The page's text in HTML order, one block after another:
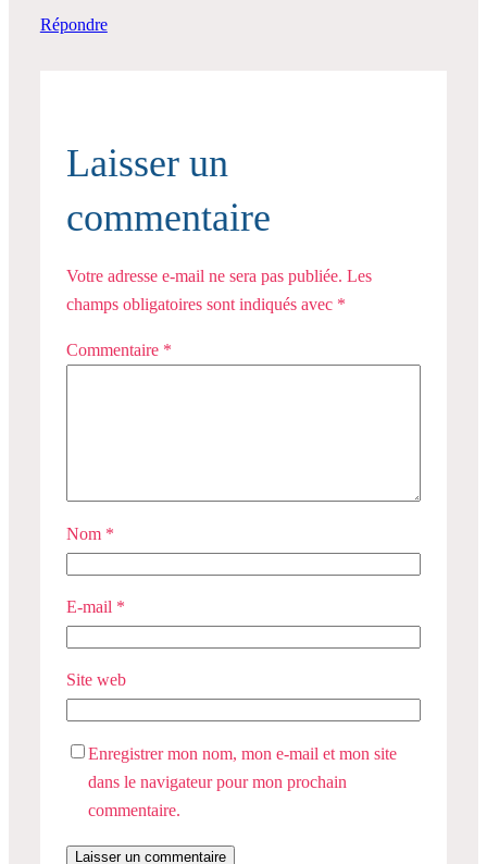
Répondre
Laisser un
commentaire
Votre adresse e-mail ne sera pas publiée. Les
champs obligatoires sont indiqués avec *
Commentaire *
Nom *
E-mail *
Site web
Enregistrer mon nom, mon e-mail et mon site
dans le navigateur pour mon prochain
commentaire.